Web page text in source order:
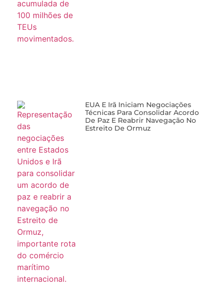
EUA E Irã Iniciam Negociações
Técnicas Para Consolidar Acordo
De Paz E Reabrir Navegação No
Estreito De Ormuz